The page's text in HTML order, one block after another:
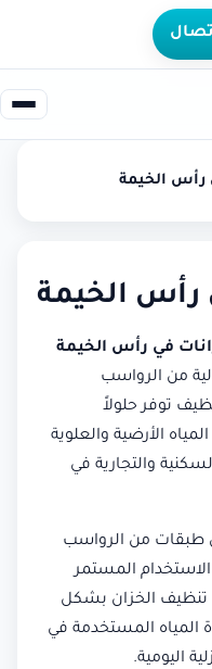
رأس الخيمة
رأس الخيمة
في رأس الخيمة
من الرواسب
توفر حلولاً
الأرضية والعلوية
والتجارية في
طبقات من الرواسب
الاستخدام المستمر
تنظيف الخزان بشكل
المياه المستخدمة في
اليومية.